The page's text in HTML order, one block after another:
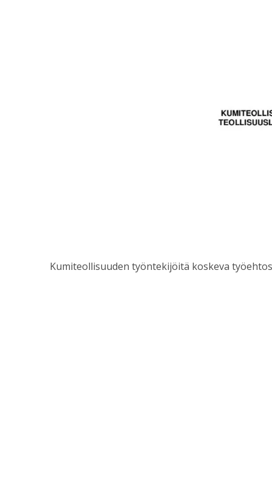
Kumiteollisuuden työntekijöitä koskeva